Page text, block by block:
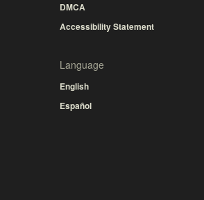
DMCA
Accessibility Statement
Language
English
Español